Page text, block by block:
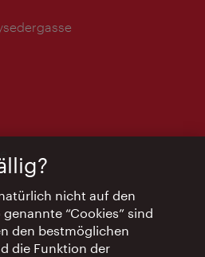
nicht auf den
“Cookies” sind
den bestmöglichen
die Funktion der